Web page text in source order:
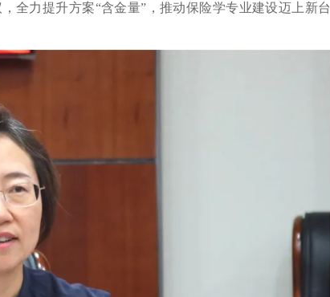
全力提升方案“含金量”，推动保险学专业建设迈上新台